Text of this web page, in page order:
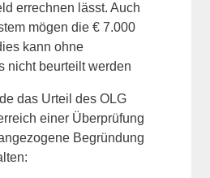
errechnen lässt. Auch
mögen die € 7.000
kann ohne
nicht beurteilt werden
das Urteil des OLG
einer Überprüfung
Begründung